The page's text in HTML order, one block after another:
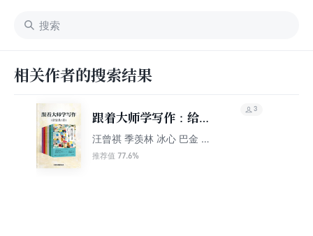
相关作者的搜索结果
跟着大师学写作：给孩
子的名家经典系列（套
装共6册）
汪曾祺 季羡林 冰心 巴金 叶
圣陶 张天翼
推荐值 77.6%
3